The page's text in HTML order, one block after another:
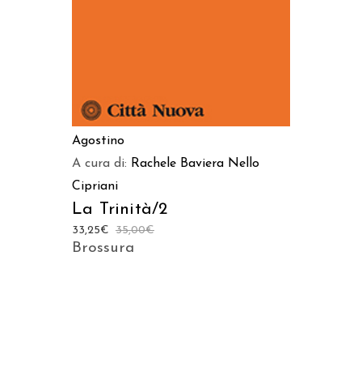
Agostino
A cura di: Rachele Baviera Nello
Cipriani
La Trinità/2
35,00€
33,25€
Brossura